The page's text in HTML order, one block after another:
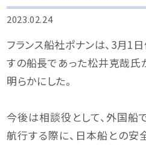
2023.02.24
フランス船社ポナンは、3月1
すの船長であった松井克哉氏
明らかにした。
今後は相談役として、外国船
航行する際に、日本船との安